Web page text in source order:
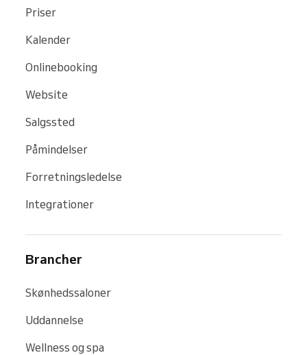
Priser
Kalender
Onlinebooking
Website
Salgssted
Påmindelser
Forretningsledelse
Integrationer
Brancher
Skønhedssaloner
Uddannelse
Wellness og spa